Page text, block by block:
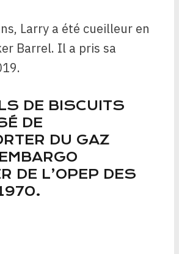
Larry a été cueilleur en
Barrel. Il a pris sa
DE BISCUITS
DE
DU GAZ
DE L’OPEP DES